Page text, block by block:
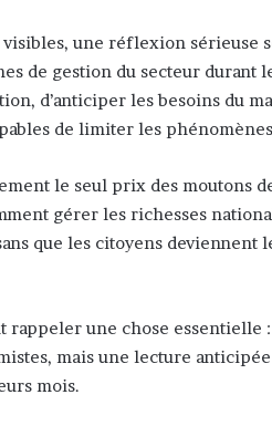
visibles, une réflexion sérieuse
de gestion du secteur durant
d’anticiper les besoins du
de limiter les
le seul prix des moutons
gérer les richesses
que les citoyens deviennent
rappeler une chose essentielle
mais une lecture
mois.